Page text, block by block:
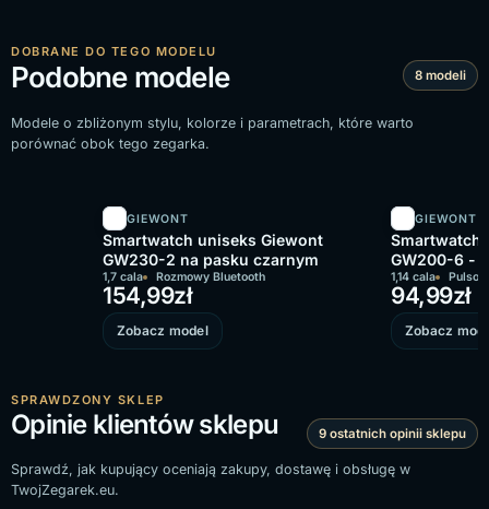
DOBRANE DO TEGO MODELU
Podobne modele 8 modeli
Modele o zbliżonym stylu, kolorze i parametrach, które warto
porównać obok tego zegarka.
GIEWONT
Smartwatch uniseks Giewont
GW230-2 na pasku czarnym
1,7 cala Rozmowy Bluetooth
154,99zł
Zobacz model
GIEWONT
Smartwatch
GW200-6 -
+
1,14 cala
94,99zł
Zobacz
SPRAWDZONY SKLEP
Opinie klientów sklepu 9 ostatnich opinii sklepu
Sprawdź, jak kupujący oceniają zakupy, dostawę i obsługę w
TwojZegarek.eu.